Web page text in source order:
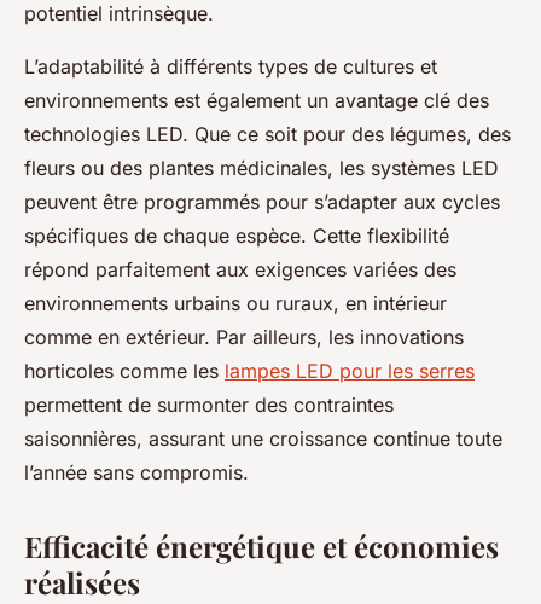
potentiel intrinsèque.
L’adaptabilité à différents types de cultures et
environnements est également un avantage clé des
technologies LED. Que ce soit pour des légumes, des
fleurs ou des plantes médicinales, les systèmes LED
peuvent être programmés pour s’adapter aux cycles
spécifiques de chaque espèce. Cette flexibilité
répond parfaitement aux exigences variées des
environnements urbains ou ruraux, en intérieur
comme en extérieur. Par ailleurs, les innovations
horticoles comme les lampes LED pour les serres
permettent de surmonter des contraintes
saisonnières, assurant une croissance continue toute
l’année sans compromis.
Efficacité énergétique et économies
réalisées